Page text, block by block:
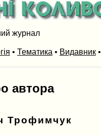
журнал
• Тематика • Видавник•
автора
Трофимчук